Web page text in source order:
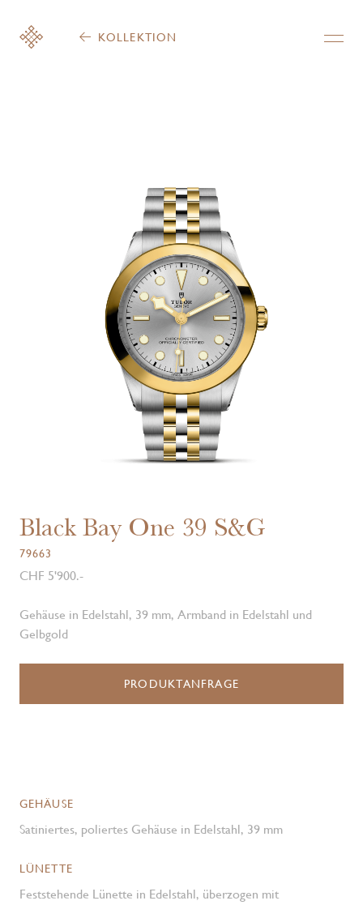
KOLLEKTION
Black Bay One 39 S&G
79663
CHF 5'900.-
Gehäuse in Edelstahl, 39 mm, Armband in Edelstahl und
Gelbgold
PRODUKTANFRAGE
GEHÄUSE
Satiniertes, poliertes Gehäuse in Edelstahl, 39 mm
LÜNETTE
Feststehende Lünette in Edelstahl, überzogen mit